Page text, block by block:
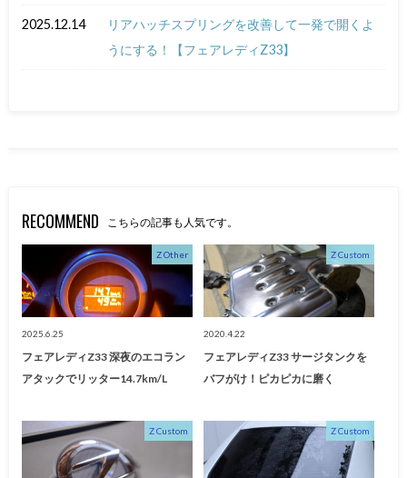
2025.12.14
リアハッチスプリングを改善して一発で開くよ
うにする！【フェアレディZ33】
RECOMMEND こちらの記事も人気です。
Z Other
2025.6.25
フェアレディZ33 深夜のエコラン
アタックでリッター14.7km/L
Z Custom
2020.4.22
フェアレディZ33 サージタンクを
バフがけ！ピカピカに磨く
Z Custom Z Custom